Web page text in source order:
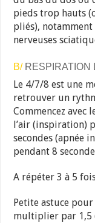
pieds trop hauts
pliés),
nerveuses
B/RESPIRATION
Le 4/7/8 est une
retrouver un
Commencez avec
l’air (inspiration)
secondes (apnée
pendant 8
A répéter 3 à 5
Petite astuce
multiplier par 1,5